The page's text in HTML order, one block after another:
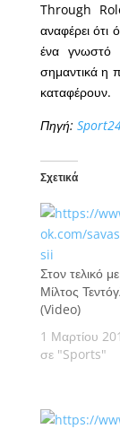
Through
αναφέρει ότι
ένα γνωστό
σημαντικά η
καταφέρουν.
Πηγή:
Σχετικά
Στον τελικό
Μίλτος
(Video)
1 Μαρτίου
σε "Sports"